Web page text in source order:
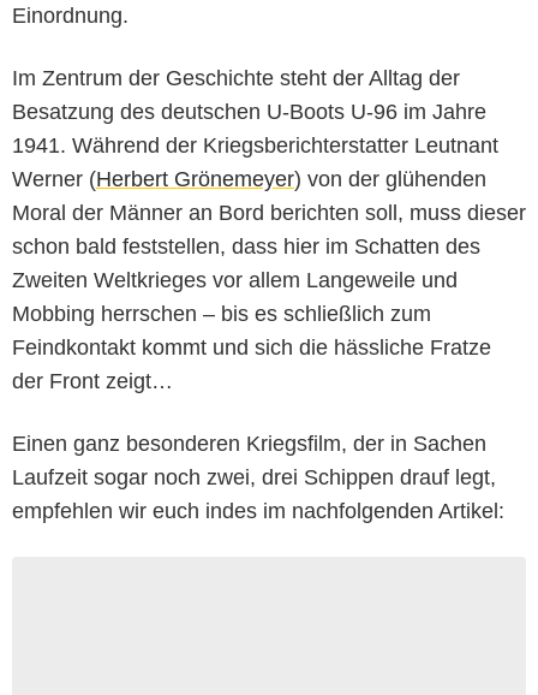
Einordnung.
Im Zentrum der Geschichte steht der Alltag der
Besatzung des deutschen U-Boots U-96 im Jahre
1941. Während der Kriegsberichterstatter Leutnant
Werner (Herbert Grönemeyer) von der glühenden
Moral der Männer an Bord berichten soll, muss dieser
schon bald feststellen, dass hier im Schatten des
Zweiten Weltkrieges vor allem Langeweile und
Mobbing herrschen – bis es schließlich zum
Feindkontakt kommt und sich die hässliche Fratze
der Front zeigt…
Einen ganz besonderen Kriegsfilm, der in Sachen
Laufzeit sogar noch zwei, drei Schippen drauf legt,
empfehlen wir euch indes im nachfolgenden Artikel: